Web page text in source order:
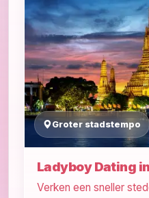
Groter stadstempo
Ladyboy Dating
Verken een sneller